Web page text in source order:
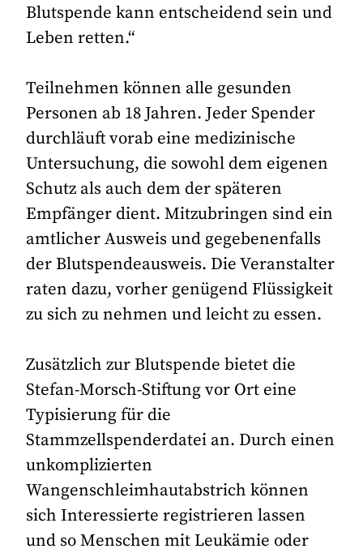
Blutspende kann entscheidend sein und
Leben retten.“
Teilnehmen können alle gesunden
Personen ab 18 Jahren. Jeder Spender
durchläuft vorab eine medizinische
Untersuchung, die sowohl dem eigenen
Schutz als auch dem der späteren
Empfänger dient. Mitzubringen sind ein
amtlicher Ausweis und gegebenenfalls
der Blutspendeausweis. Die Veranstalter
raten dazu, vorher genügend Flüssigkeit
zu sich zu nehmen und leicht zu essen.
Zusätzlich zur Blutspende bietet die
Stefan-Morsch-Stiftung vor Ort eine
Typisierung für die
Stammzellspenderdatei an. Durch einen
unkomplizierten
Wangenschleimhautabstrich können
sich Interessierte registrieren lassen
und so Menschen mit Leukämie oder